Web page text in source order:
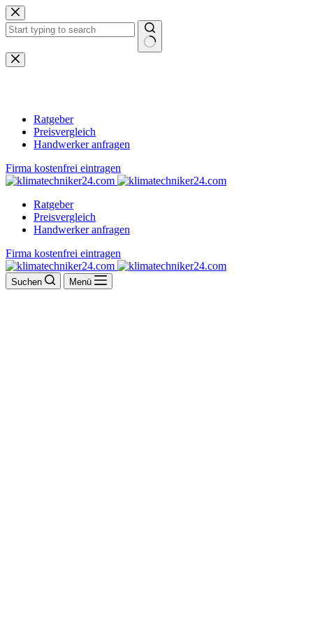
Zum
Inhalt
springen
Keine
Ergebnisse
Ratgeber
Preisvergleich
Handwerker anfragen
Firma kostenfrei eintragen
Ratgeber
Preisvergleich
Handwerker anfragen
Firma kostenfrei eintragen
Suchen Menü